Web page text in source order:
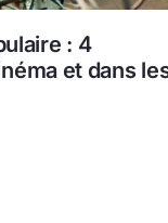
: 4
et dans